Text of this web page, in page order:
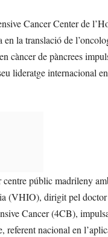
Cancer Center de
la translació de
càncer de pàncrees
lideratge internacional
públic madrileny
(VHIO), dirigit pel
Cancer (4CB),
nacional en